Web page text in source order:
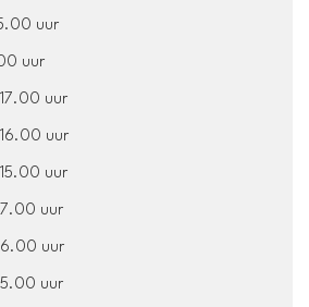
uur
uur
uur
uur
uur
uur
uur
uur